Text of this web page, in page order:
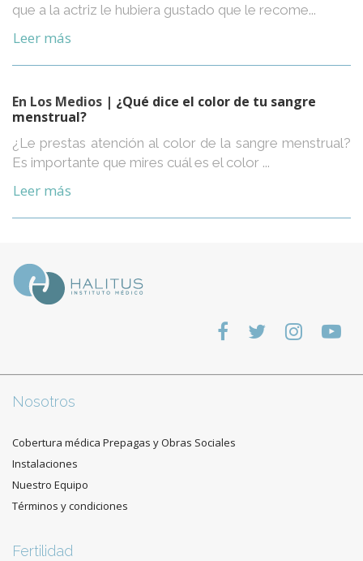
que a la actriz le hubiera gustado que le recome...
Leer más
En Los Medios | ¿Qué dice el color de tu sangre
menstrual?
¿Le prestas atención al color de la sangre menstrual?
Es importante que mires cuál es el color ...
Leer más
Nosotros
Cobertura médica Prepagas y Obras Sociales
Instalaciones
Nuestro Equipo
Términos y condiciones
Fertilidad